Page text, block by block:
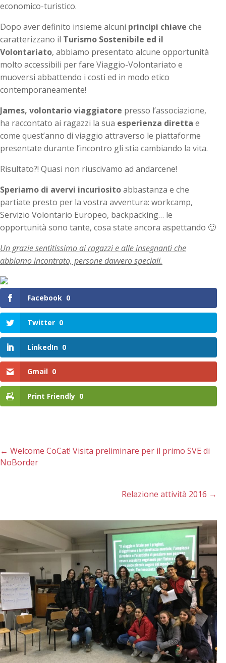
economico-turistico.
Dopo aver definito insieme alcuni principi chiave che
caratterizzano il Turismo Sostenibile ed il
Volontariato, abbiamo presentato alcune opportunità
molto accessibili per fare Viaggio-Volontariato e
muoversi abbattendo i costi ed in modo etico
contemporaneamente!
James, volontario viaggiatore presso l’associazione,
ha raccontato ai ragazzi la sua esperienza diretta e
come quest’anno di viaggio attraverso le piattaforme
presentate durante l’incontro gli stia cambiando la vita.
Risultato?! Quasi non riuscivamo ad andarcene!
Speriamo di avervi incuriositoabbastanza e che
partiate presto per la vostra avventura: workcamp,
Servizio Volontario Europeo, backpacking… le
opportunità sono tante, cosa state ancora aspettando 🙂
Un grazie sentitissimo ai ragazzi e alle insegnanti che
abbiamo incontrato, persone davvero speciali.
Facebook 0
Twitter 0
LinkedIn 0
Gmail 0
Print Friendly 0
← Welcome CoCat! Visita preliminare per il primo SVE di
NoBorder
Relazione attività 2016 →